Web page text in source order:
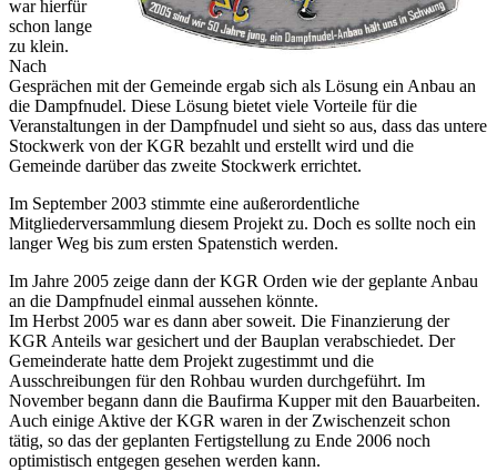
war hierfür
schon lange
zu klein.
Nach
Gesprächen mit der Gemeinde ergab sich als Lösung ein Anbau an
die Dampfnudel. Diese Lösung bietet viele Vorteile für die
Veranstaltungen in der Dampfnudel und sieht so aus, dass das untere
Stockwerk von der KGR bezahlt und erstellt wird und die
Gemeinde darüber das zweite Stockwerk errichtet.
Im September 2003 stimmte eine außerordentliche
Mitgliederversammlung diesem Projekt zu. Doch es sollte noch ein
langer Weg bis zum ersten Spatenstich werden.
Im Jahre 2005 zeige dann der KGR Orden wie der geplante Anbau
an die Dampfnudel einmal aussehen könnte.
Im Herbst 2005 war es dann aber soweit. Die Finanzierung der
KGR Anteils war gesichert und der Bauplan verabschiedet. Der
Gemeinderate hatte dem Projekt zugestimmt und die
Ausschreibungen für den Rohbau wurden durchgeführt. Im
November begann dann die Baufirma Kupper mit den Bauarbeiten.
Auch einige Aktive der KGR waren in der Zwischenzeit schon
tätig, so das der geplanten Fertigstellung zu Ende 2006 noch
optimistisch entgegen gesehen werden kann.